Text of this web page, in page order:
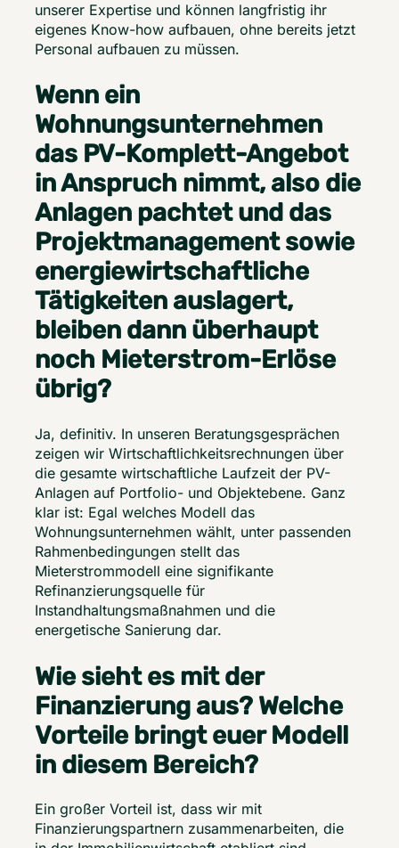
unserer Expertise und können langfristig ihr
eigenes Know-how aufbauen, ohne bereits jetzt
Personal aufbauen zu müssen.
Wenn ein
Wohnungsunternehmen
das PV-Komplett-Angebot
in Anspruch nimmt, also die
Anlagen pachtet und das
Projektmanagement sowie
energiewirtschaftliche
Tätigkeiten auslagert,
bleiben dann überhaupt
noch Mieterstrom-Erlöse
übrig?
Ja, definitiv. In unseren Beratungsgesprächen
zeigen wir Wirtschaftlichkeitsrechnungen über
die gesamte wirtschaftliche Laufzeit der PV-
Anlagen auf Portfolio- und Objektebene. Ganz
klar ist: Egal welches Modell das
Wohnungsunternehmen wählt, unter passenden
Rahmenbedingungen stellt das
Mieterstrommodell eine signifikante
Refinanzierungsquelle für
Instandhaltungsmaßnahmen und die
energetische Sanierung dar.
Wie sieht es mit der
Finanzierung aus? Welche
Vorteile bringt euer Modell
in diesem Bereich?
Ein großer Vorteil ist, dass wir mit
Finanzierungspartnern zusammenarbeiten, die